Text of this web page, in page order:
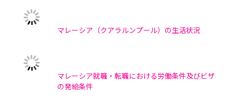
マレーシア（クアラルンプール）の生活状況
マレーシア就職・転職における労働条件及びビザ
の発給条件